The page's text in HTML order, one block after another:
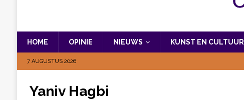
HOME OPINIE NIEUWS KUNST EN CULTUUR
7 AUGUSTUS 2026
Yaniv Hagbi